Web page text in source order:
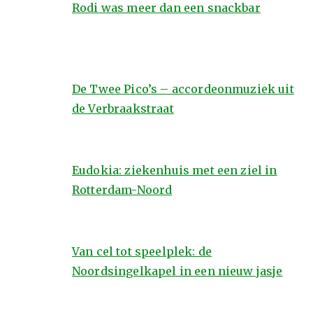
Rodi was meer dan een snackbar
De Twee Pico’s – accordeonmuziek uit
de Verbraakstraat
Eudokia: ziekenhuis met een ziel in
Rotterdam-Noord
Van cel tot speelplek: de
Noordsingelkapel in een nieuw jasje